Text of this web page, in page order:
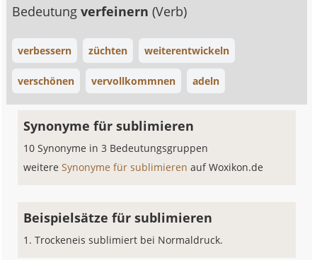
Bedeutungverfeinern(Verb)
verbessern züchten weiterentwickeln
verschönen vervollkommnen adeln
Synonyme für sublimieren
10 Synonyme in 3 Bedeutungsgruppen
weitereSynonyme für sublimierenauf Woxikon.de
Beispielsätze für sublimieren
Trockeneis sublimiert bei Normaldruck.